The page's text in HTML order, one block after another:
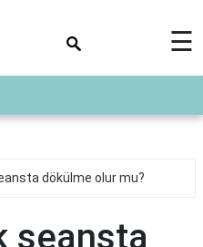
☰
dökülme olur mu?
seansta